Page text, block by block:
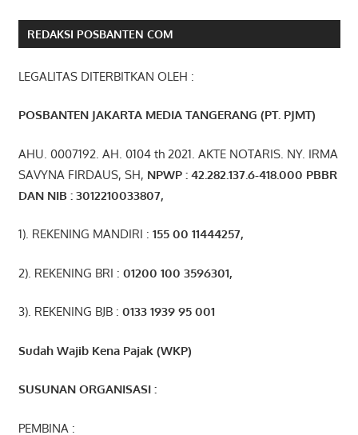
REDAKSI POSBANTEN COM
LEGALITAS DITERBITKAN OLEH :
POSBANTEN JAKARTA MEDIA TANGERANG (PT. PJMT)
AHU. 0007192. AH. 0104 th 2021. AKTE NOTARIS. NY. IRMA
SAVYNA FIRDAUS, SH, NPWP : 42. 282 .137.6-418.000 PBBR
DAN NIB :3012210033807,
1). REKENING MANDIRI : 155 00 11444257,
2). REKENING BRI : 01200 100 3596301,
3). REKENING BJB : 0133 1939 95 001
Sudah Wajib Kena Pajak (WKP)
SUSUNAN ORGANISASI :
PEMBINA :